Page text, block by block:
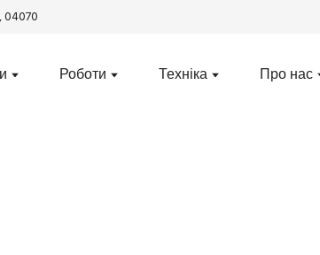
04070
Роботи Техніка Про нас